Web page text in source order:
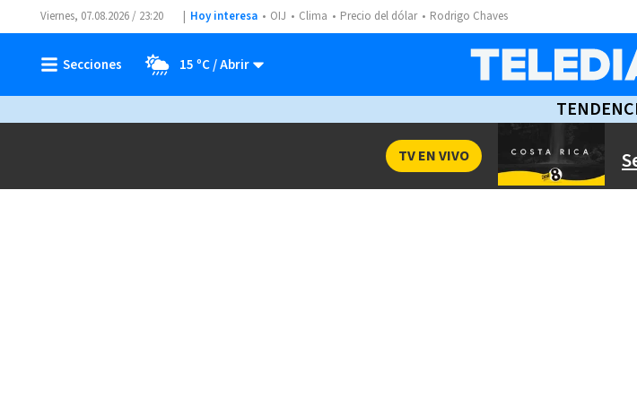
Viernes, 07.08.2026 / 23:20 Hoy interesa OIJ Clima Precio del dólar Rodrigo Chaves
15 ºC
TV EN VIVO